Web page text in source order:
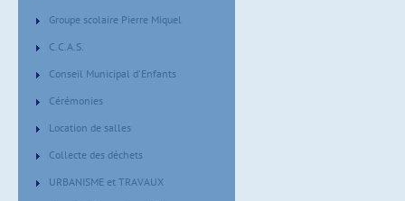
Groupe scolaire Pierre Miquel
C.C.A.S.
Conseil Municipal d'Enfants
Cérémonies
Location de salles
Collecte des déchets
URBANISME et TRAVAUX